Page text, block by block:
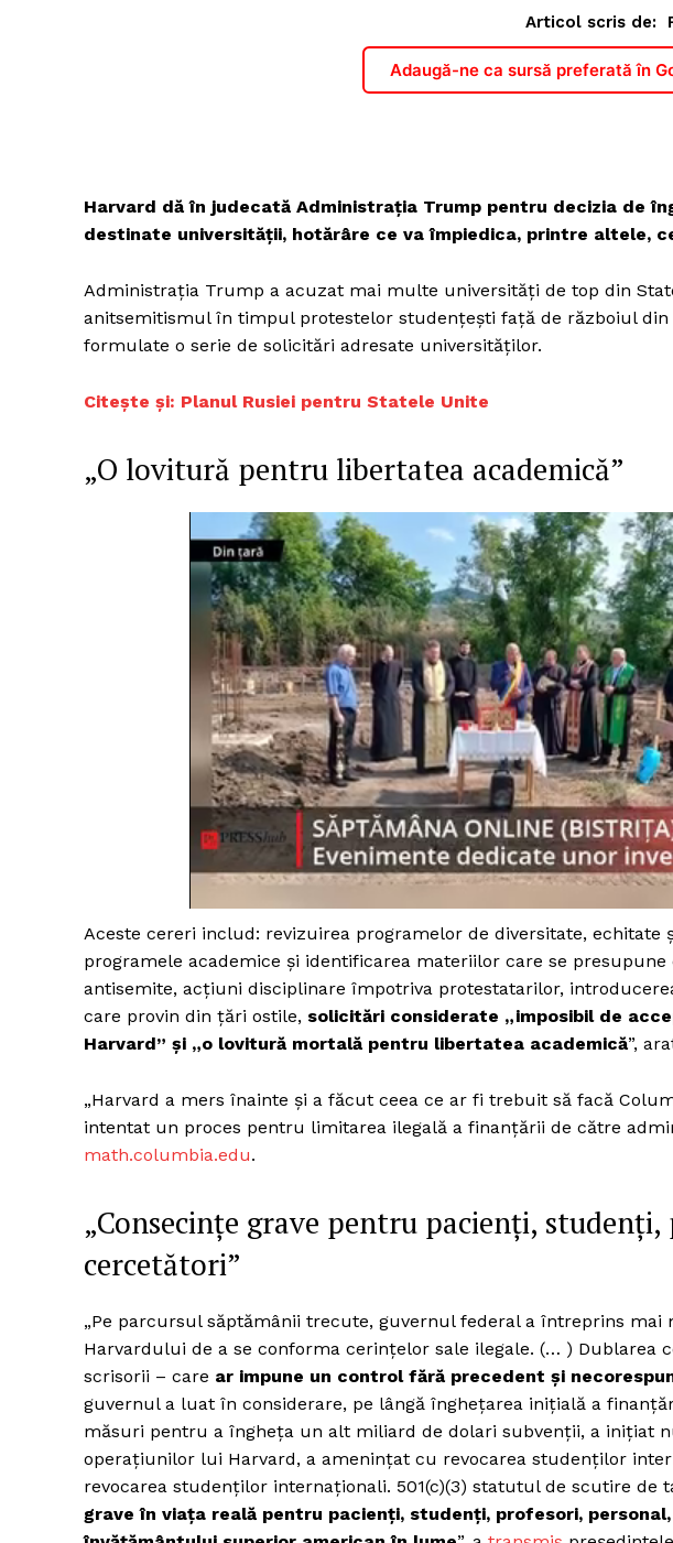
ROMÂNIA
Articol scris de:
Adaugă-ne ca sursă preferată în
Harvard dă în judecată Administrația Trump pentru decizia de
destinate universității, hotărâre ce va împiedica, printre altele,
Administrația Trump a acuzat mai multe universități de top din
anitsemitismul în timpul protestelor studențești față de războiul din
formulate o serie de solicitări adresate universităților.
Citește și: Planul Rusiei pentru Statele Unite
„O lovitură pentru libertatea academică”
Aceste cereri includ: revizuirea programelor de diversitate, echitate
programele academice și identificarea materiilor care se presupune
antisemite, acțiuni disciplinare împotriva protestatarilor,
care provin din țări ostile, solicitări considerate „imposibil de
Harvard” și „o lovitură mortală pentru libertatea academică”,
„Harvard a mers înainte și a făcut ceea ce ar fi trebuit să facă
intentat un proces pentru limitarea ilegală a finanțării de către
math.columbia.edu.
„Consecințe grave pentru pacienți,
cercetători”
„Pe parcursul săptămânii trecute, guvernul federal a întreprins
Harvardului de a se conforma cerințelor sale ilegale. (… ) Dublarea
scrisorii – care ar impune un control fără precedent și
guvernul a luat în considerare, pe lângă înghețarea inițială a
măsuri pentru a îngheța un alt miliard de dolari subvenții, a inițiat
operațiunilor lui Harvard, a amenințat cu revocarea studenților
revocarea studenților internaționali. 501(c)(3) statutul de scutire de
grave în viața reală pentru pacienți, studenți, profesori,